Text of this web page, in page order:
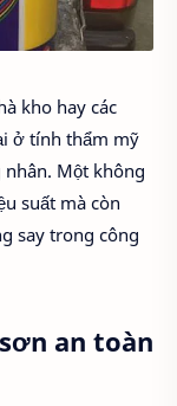
kho hay các
ở tính thẩm mỹ
nhân. Một không
suất mà còn
say trong công
an toàn